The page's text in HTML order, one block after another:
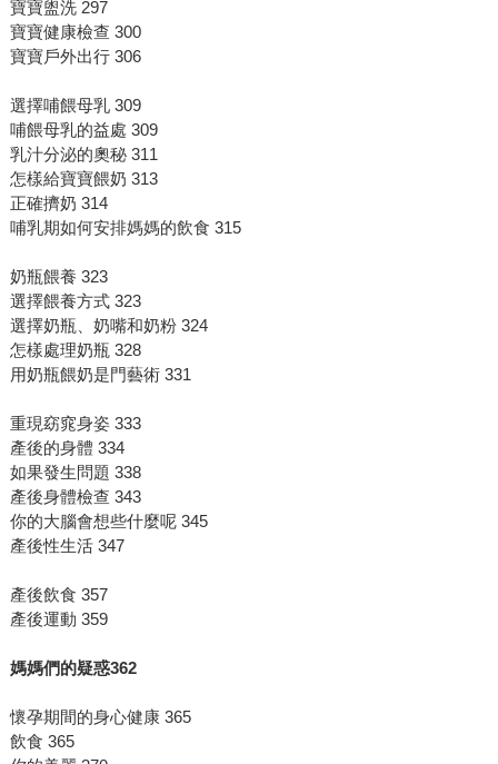
寶寶盥洗 297
寶寶健康檢查 300
寶寶戶外出行 306
選擇哺餵母乳 309
哺餵母乳的益處 309
乳汁分泌的奧秘 311
怎樣給寶寶餵奶 313
正確擠奶 314
哺乳期如何安排媽媽的飲食 315
奶瓶餵養 323
選擇餵養方式 323
選擇奶瓶、奶嘴和奶粉 324
怎樣處理奶瓶 328
用奶瓶餵奶是門藝術 331
重現窈窕身姿 333
產後的身體 334
如果發生問題 338
產後身體檢查 343
你的大腦會想些什麼呢 345
產後性生活 347
產後飲食 357
產後運動 359
媽媽們的疑惑362
懷孕期間的身心健康 365
飲食 365